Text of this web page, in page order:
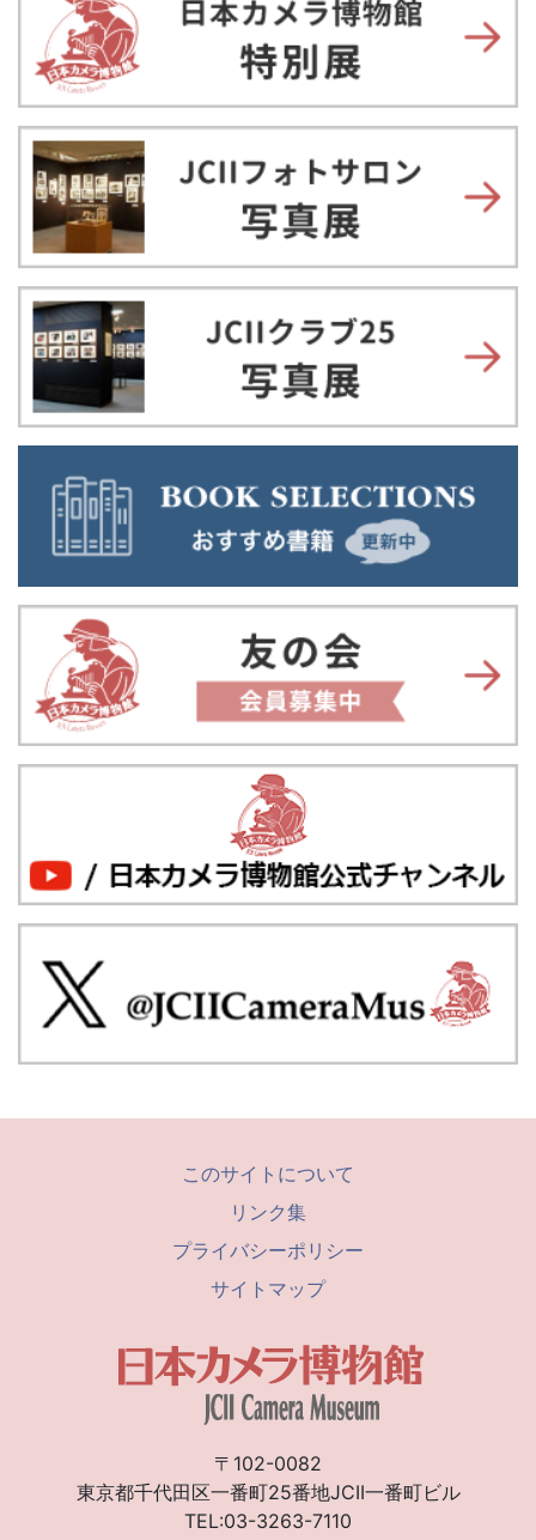
このサイトについて
リンク集
プライバシーポリシー
サイトマップ
〒102-0082
東京都千代田区一番町25番地JCII一番町ビル
TEL:03-3263-7110